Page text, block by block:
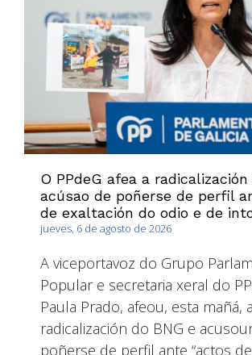
O PPdeG afea a radicalización
acúsao de poñerse de perfil
de exaltación do odio e de
jueves, 6 de agosto de 2026
A viceportavoz do Grupo
Popular e secretaria xeral do
Paula Prado, afeou, esta mañá, a
radicalización do BNG e
poñerse de perfil ante “actos de